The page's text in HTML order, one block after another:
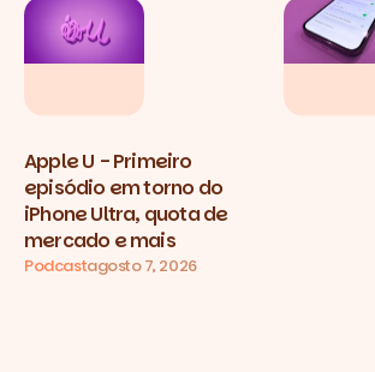
Apple U - Primeiro
episódio em torno do
iPhone Ultra, quota de
mercado e mais
Podcastagosto 7, 2026